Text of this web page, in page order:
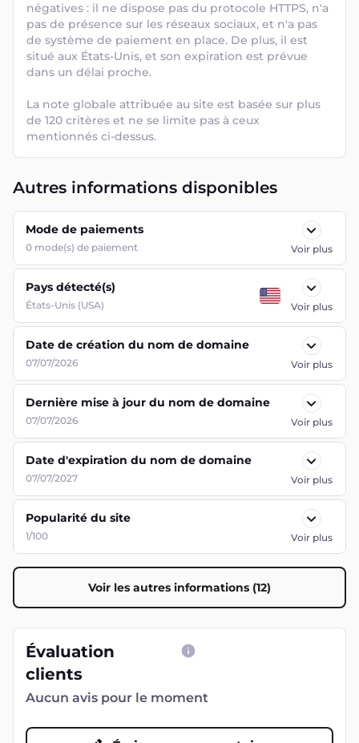
négatives : il ne dispose pas du protocole HTTPS, n'a
pas de présence sur les réseaux sociaux, et n'a pas
de système de paiement en place. De plus, il est
situé aux États-Unis, et son expiration est prévue
dans un délai proche.
La note globale attribuée au site est basée sur plus
de 120 critères et ne se limite pas à ceux
mentionnés ci-dessus.
Autres informations disponibles
Mode de paiements
0 mode(s) de paiement Voir plus
Pays détecté(s)
États-Unis (USA) Voir plus
Date de création du nom de domaine
07/07/2026 Voir plus
Dernière mise à jour du nom de domaine
07/07/2026 Voir plus
Date d'expiration du nom de domaine
07/07/2027 Voir plus
Popularité du site
1/100 Voir plus
Voir les autres informations (12)
Évaluation
clients
Aucun avis pour le moment